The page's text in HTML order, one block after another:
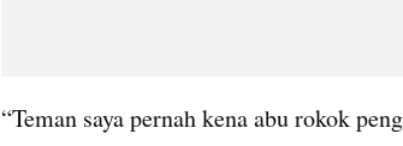
“Teman saya pernah kena abu rokok